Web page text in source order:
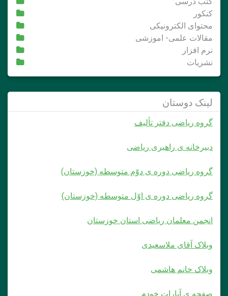
کنکور
محتوای الکترونیکی
مقالات علمی- اموزشی
نرم افزار
نشریات
لینک دوستان
گروه ریاضی دفتر تألیف
دبیرخانه ی راهبری ریاضی
گروه ریاضی دوره ی دوّم متوسطه (خوزستان)
گروه ریاضی دوره ی اوّل متوسطه (خوزستان)
انجمن معلمان ریاضی استان خوزستان
وبلاک آقای ملاسعیدی
وبلاک خانم هاشمی
صفحه ی آپارات خودم